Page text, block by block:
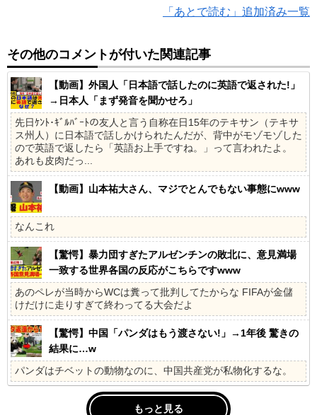
「あとで読む」追加済み一覧
その他のコメントが付いた関連記事
【動画】外国人「日本語で話したのに英語で返された!」
→日本人「まず発音を聞かせろ」
先日ｹﾝﾄ･ｷﾞﾙﾊﾞｰﾄの友人と言う自称在日15年のテキサン（テキサ
ス州人）に日本語で話しかけられたんだが、背中がモゾモゾした
ので英語で返したら「英語お上手ですね。」って言われたよ。
あれも皮肉だっ...
【動画】山本祐大さん、マジでとんでもない事態にwww
なんこれ
【驚愕】暴力団すぎたアルゼンチンの敗北に、意見満場
一致する世界各国の反応がこちらですwww
あのペレが当時からWCは糞って批判してたからな FIFAが金儲
けだけに走りすぎて終わってる大会だよ
【驚愕】中国「パンダはもう渡さない!」→1年後 驚きの
結果に…w
パンダはチベットの動物なのに、中国共産党が私物化するな。
もっと見る